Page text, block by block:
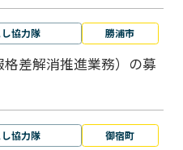
協力隊 勝浦市
差解消推進業務）の募
協力隊 御宿町